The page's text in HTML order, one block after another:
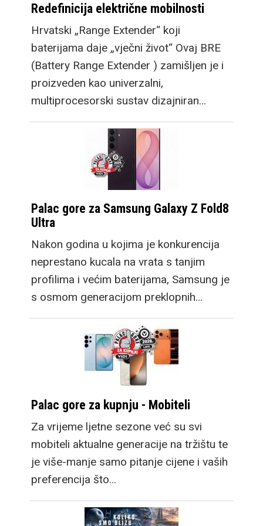
uz niz poboljšanja
kakve već očekujemo
za godišnju
nadogradnju. Zatim
dosadašnji Fold model
postaje Fold Ultra,
nadogradnje, no
zadržavajući
dosadašnju
funkcionalnost s
vrhunskim setom
kamera.
Ovdje je sada i treći
model, Galaxy Z Fold8
koji donosi potpuno
novi format gledanja.
Taktički je dizajniran da
omjere stranica 16:10,
nalik modernim
laptopima kao i office
standardnih mobitela, a
Redefinicija električne mobilnosti
Hrvatski „Range Extender“ koji
baterijama daje „vječni život“ Ovaj BRE
(Battery Range Extender ) zamišljen je i
proizveden kao univerzalni,
multiprocesorski sustav dizajniran…
Palac gore za Samsung Galaxy Z Fold8
Ultra
Nakon godina u kojima je konkurencija
neprestano kucala na vrata s tanjim
profilima i većim baterijama, Samsung je
s osmom generacijom preklopnih…
Palac gore za kupnju - Mobiteli
Za vrijeme ljetne sezone već su svi
mobiteli aktualne generacije na tržištu te
je više-manje samo pitanje cijene i vaših
preferencija što…